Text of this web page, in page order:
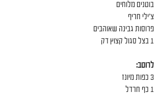
בוטנים מלוחים
צ׳ילי חריף
פרוסות גבינה שאוהבים
1 בצל סגול קצוץ דק
לרוטב:
3 כפות מיונז
1 כף חרדל